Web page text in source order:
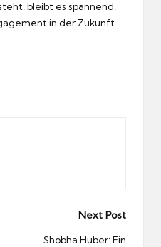
bleibt es spannend,
in der Zukunft
Next Post
Shobha Huber: Ein